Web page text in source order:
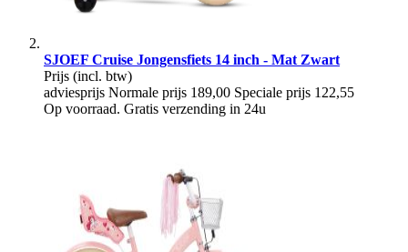
SJOEF Cruise Jongensfiets 14 inch - Mat Zwart
Prijs (incl. btw)
adviesprijs Normale prijs 189,00 Speciale prijs 122,55
Op voorraad. Gratis verzending in 24u